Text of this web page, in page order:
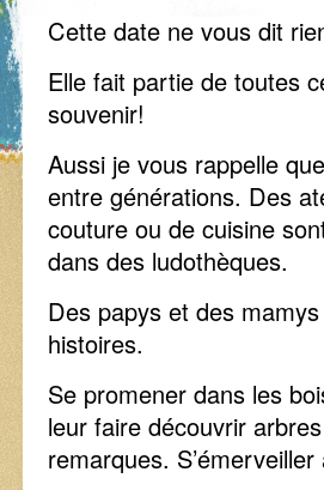
Cette date ne vous dit
Elle fait partie de toutes
souvenir!
Aussi je vous rappelle
entre générations. Des
couture ou de cuisine
dans des ludothèques.
Des papys et des
histoires.
Se promener dans les
leur faire découvrir
remarques.